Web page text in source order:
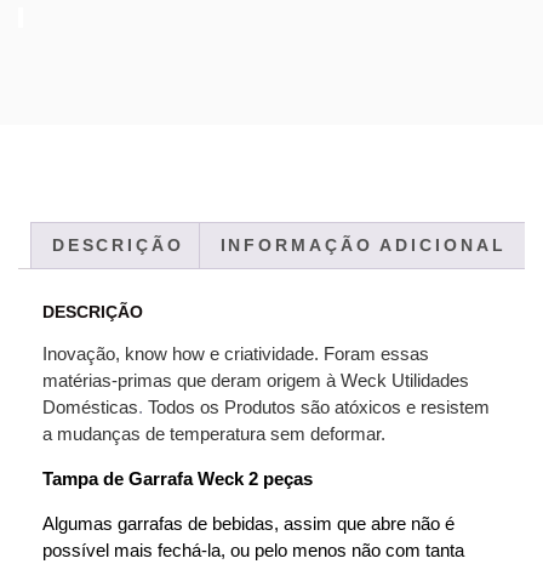
DESCRIÇÃO INFORMAÇÃO ADICIONAL
DESCRIÇÃO
Inovação, know how e criatividade. Foram essas
matérias-primas que deram origem à Weck Utilidades
Domésticas. Todos os Produtos são atóxicos e resistem
a mudanças de temperatura sem deformar.
Tampa de Garrafa Weck 2 peças
Algumas garrafas de bebidas, assim que abre não é
possível mais fechá-la, ou pelo menos não com tanta